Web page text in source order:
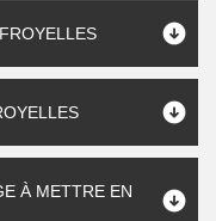
À METTRE EN